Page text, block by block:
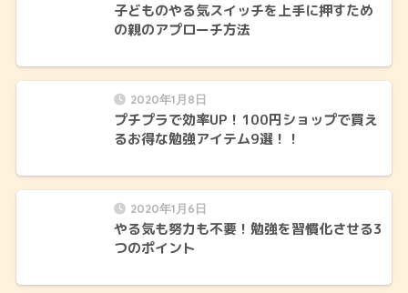
子どものやる気スイッチを上手に押すため
の親のアプローチ方法
2020年1月8日
プチプラで効率UP！100円ショップで買え
るお得な勉強アイテム9選！！
2020年1月6日
やる気も努力も不要！勉強を習慣化させる3
つのポイント